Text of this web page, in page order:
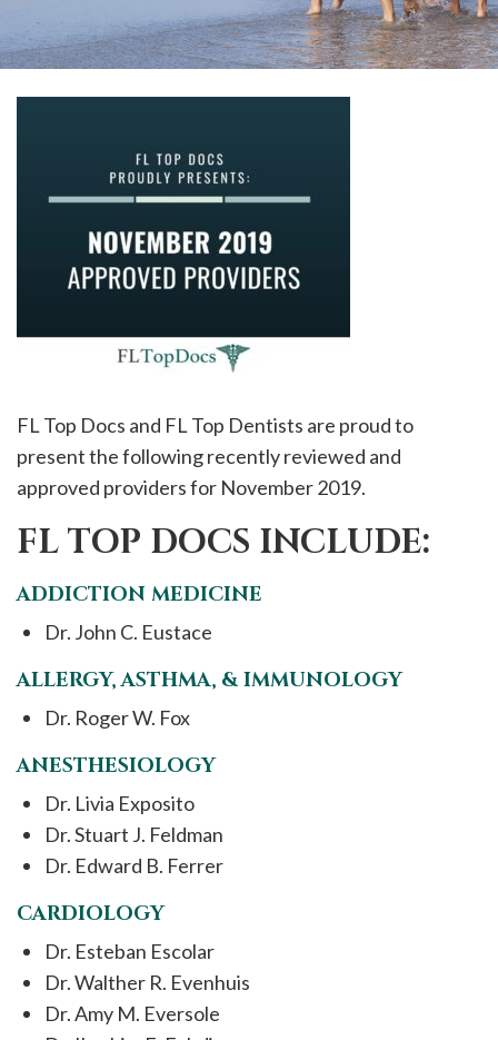
call
908-
288-
assistance.
FL Top Docs and FL Top Dentists are proud to
present the following recently reviewed and
approved providers for November 2019.
FL TOP DOCS INCLUDE:
ADDICTION MEDICINE
Dr. John C. Eustace
ALLERGY, ASTHMA, & IMMUNOLOGY
Dr. Roger W. Fox
ANESTHESIOLOGY
Dr. Livia Exposito
Dr. Stuart J. Feldman
Dr. Edward B. Ferrer
CARDIOLOGY
Dr. Esteban Escolar
Dr. Walther R. Evenhuis
Dr. Amy M. Eversole